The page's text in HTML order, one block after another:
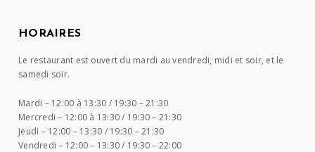
HORAIRES
Le restaurant est ouvert du mardi au vendredi, midi et soir, et le
samedi soir.
Mardi – 12:00 à 13:30 / 19:30 – 21:30
Mercredi – 12:00 à 13:30 / 19:30 – 21:30
Jeudi – 12:00 – 13:30 / 19:30 – 21:30
Vendredi – 12:00 – 13:30 / 19:30 – 22:00